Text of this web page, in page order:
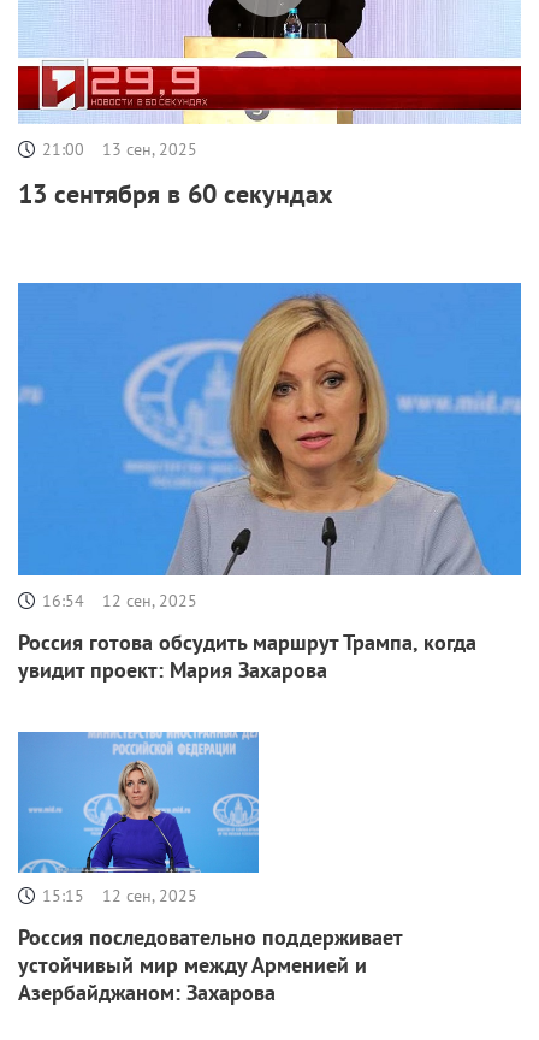
21:00 13 сен, 2025
13 сентября в 60 секундах
16:54 12 сен, 2025
Россия готова обсудить маршрут Трампа, когда
увидит проект: Мария Захарова
15:15 12 сен, 2025
Россия последовательно поддерживает
устойчивый мир между Арменией и
Азербайджаном: Захарова